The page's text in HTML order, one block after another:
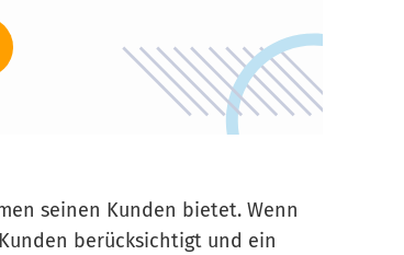
seinen Kunden bietet. Wenn
berücksichtigt und ein